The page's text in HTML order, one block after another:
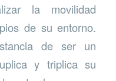
la movilidad
de su entorno.
de ser un
y triplica su